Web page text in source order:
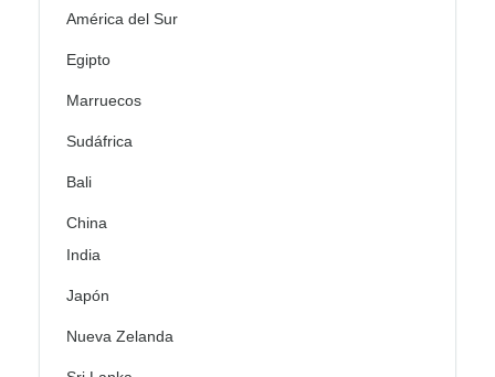
América del Sur
Egipto
Marruecos
Sudáfrica
Bali
China
India
Japón
Nueva Zelanda